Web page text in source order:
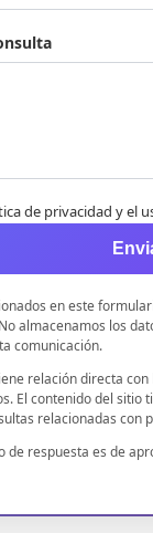
de privacidad y el
en este
almacenamos los
comunicación.
relación directa
El contenido del
relacionadas con
de respuesta es de